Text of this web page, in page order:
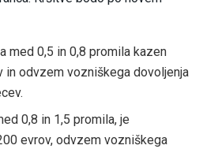
med 0,5 in 0,8 promila kazen
in odvzem vozniškega dovoljenja
0,8 in 1,5 promila, je
evrov, odvzem vozniškega